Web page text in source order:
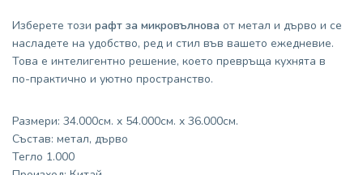
Изберете този рафт за микровълнова от метал и дърво и се
насладете на удобство, ред и стил във вашето ежедневие.
Това е интелигентно решение, което превръща кухнята в
по-практично и уютно пространство.
Размери: 34.000см. x 54.000см. x 36.000см.
Състав: метал, дърво
Тегло 1.000